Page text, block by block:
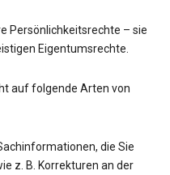
Persönlichkeitsrechte – sie
Eigentumsrechte.
auf folgende Arten von
die Sie
z. B. Korrekturen an der